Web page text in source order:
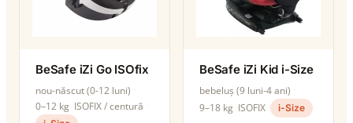
BeSafe iZi Go ISOfix
nou-născut (0-12 luni)
0–12 kg ISOFIX / centură
BeSafe iZi Kid i-Size
bebeluș (9 luni-4 ani)
9–18 kg ISOFIX i-Size